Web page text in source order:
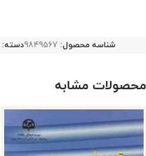
شناسه محصول: 9849567دسته:
محصولات مشابه